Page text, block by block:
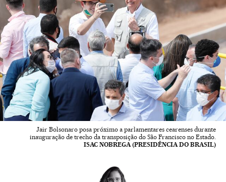
Jair Bolsonaro posa próximo a parlamentares cearenses durante
inauguração de trecho da transposição do São Francisco no Estado.
ISAC NOBREGA (PRESIDÊNCIA DO BRASIL)